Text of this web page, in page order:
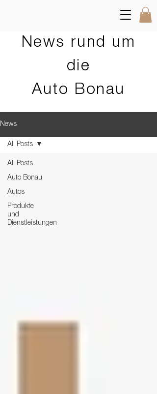
News rund um
die
Auto Bonau
News
All Posts
Auto Bonau
Autos
Produkte
und
Dienstleistungen
All Posts